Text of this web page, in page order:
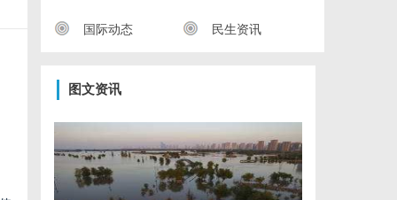
国际动态 民生资讯
图文资讯